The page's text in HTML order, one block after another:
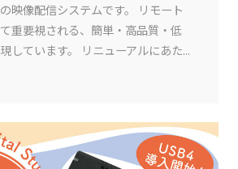
映像配信システムです。 リモート
重要視される、簡単・高品質・低
しています。 リニューアルにあた...